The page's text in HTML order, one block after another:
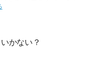
かない？